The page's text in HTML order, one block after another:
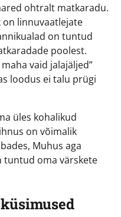
ohtralt matkaradu.
on linnuvaatlejate
on tuntud
poolest.
vaid jalajäljed”
loodus ei talu prügi
üles kohalikud
on võimalik
Muhus aga
tuntud oma värskete